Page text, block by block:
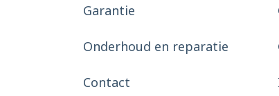
Garantie
Onderhoud en reparatie
Contact